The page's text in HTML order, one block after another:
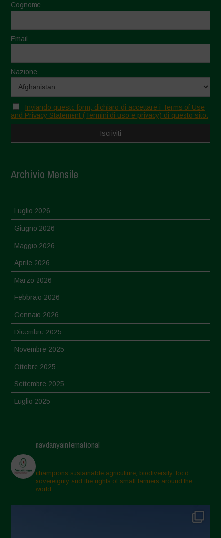
Cognome
Email
Nazione
Inviando questo form, dichiaro di accettare i Terms of Use
and Privacy Statement (Termini di uso e privacy) di questo sito.
Archivio Mensile
Luglio 2026
Giugno 2026
Maggio 2026
Aprile 2026
Marzo 2026
Febbraio 2026
Gennaio 2026
Dicembre 2025
Novembre 2025
Ottobre 2025
Settembre 2025
Luglio 2025
Aprile 2025
Marzo 2025
Febbraio 2025
Gennaio 2025
navdanyainternational
champions sustainable agriculture, biodiversity, food
sovereignty and the rights of small farmers around the
world.